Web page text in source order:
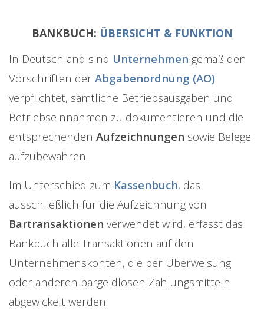
BANKBUCH: ÜBERSICHT & FUNKTION
In Deutschland sind Unternehmen gemäß den
Vorschriften der Abgabenordnung (AO)
verpflichtet, sämtliche Betriebsausgaben und
Betriebseinnahmen zu dokumentieren und die
entsprechenden Aufzeichnungen sowie Belege
aufzubewahren.
Im Unterschied zum Kassenbuch, das
ausschließlich für die Aufzeichnung von
Bartransaktionen verwendet wird, erfasst das
Bankbuch alle Transaktionen auf den
Unternehmenskonten, die per Überweisung
oder anderen bargeldlosen Zahlungsmitteln
abgewickelt werden.